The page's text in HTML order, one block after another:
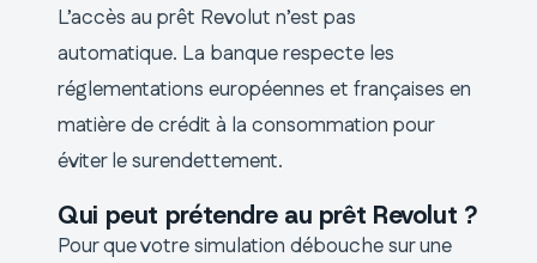
L’accès au prêt Revolut n’est pas
automatique. La banque respecte les
réglementations européennes et françaises en
matière de crédit à la consommation pour
éviter le surendettement.
Qui peut prétendre au prêt Revolut ?
Pour que votre simulation débouche sur une